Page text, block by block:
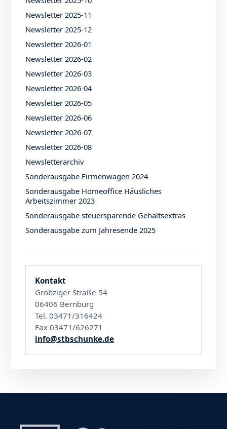
Newsletter 2025-11
Newsletter 2025-12
Newsletter 2026-01
Newsletter 2026-02
Newsletter 2026-03
Newsletter 2026-04
Newsletter 2026-05
Newsletter 2026-06
Newsletter 2026-07
Newsletter 2026-08
Newsletterarchiv
Sonderausgabe Firmenwagen 2024
Sonderausgabe Homeoffice Häusliches
Arbeitszimmer 2023
Sonderausgabe steuersparende Gehaltsextras
Sonderausgabe zum Jahresende 2025
Kontakt
Gröbziger Straße 54
06406 Bernburg
Tel. 03471/316424
Fax 03471/626271
info@stbschunke.de